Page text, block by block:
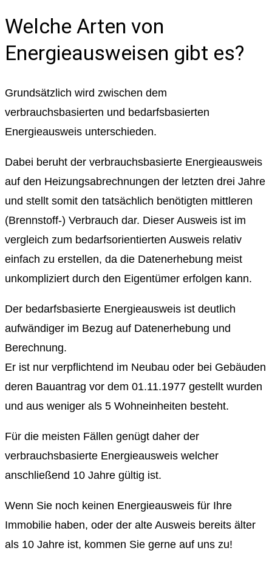
Welche Arten von
Energieausweisen gibt es?
Grundsätzlich wird zwischen dem
verbrauchsbasierten und bedarfsbasierten
Energieausweis unterschieden.
Dabei beruht der verbrauchsbasierte Energieausweis
auf den Heizungsabrechnungen der letzten drei Jahre
und stellt somit den tatsächlich benötigten mittleren
(Brennstoff-) Verbrauch dar. Dieser Ausweis ist im
vergleich zum bedarfsorientierten Ausweis relativ
einfach zu erstellen, da die Datenerhebung meist
unkompliziert durch den Eigentümer erfolgen kann.
Der bedarfsbasierte Energieausweis ist deutlich
aufwändiger im Bezug auf Datenerhebung und
Berechnung.
Er ist nur verpflichtend im Neubau oder bei Gebäuden
deren Bauantrag vor dem 01.11.1977 gestellt wurden
und aus weniger als 5 Wohneinheiten besteht.
Für die meisten Fällen genügt daher der
verbrauchsbasierte Energieausweis welcher
anschließend 10 Jahre gültig ist.
Wenn Sie noch keinen Energieausweis für Ihre
Immobilie haben, oder der alte Ausweis bereits älter
als 10 Jahre ist, kommen Sie gerne auf uns zu!